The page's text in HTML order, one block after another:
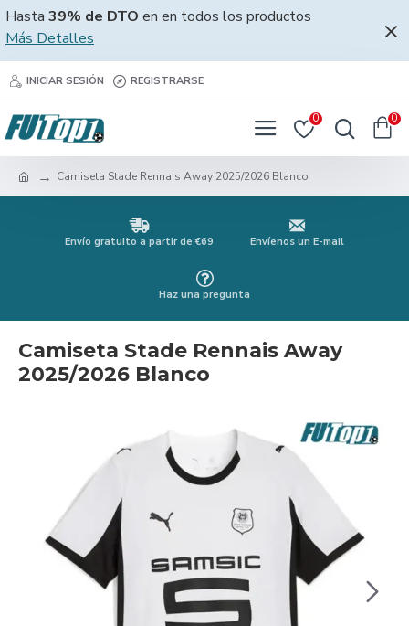
Hasta 39% de DTO en en todos los productos
Más Detalles
INICIAR SESIÓN REGISTRARSE
0 0
Camiseta Stade Rennais Away 2025/2026 Blanco
Envío gratuito a partir de €69 Envíenos un E-mail
Haz una pregunta
Camiseta Stade Rennais Away
2025/2026 Blanco